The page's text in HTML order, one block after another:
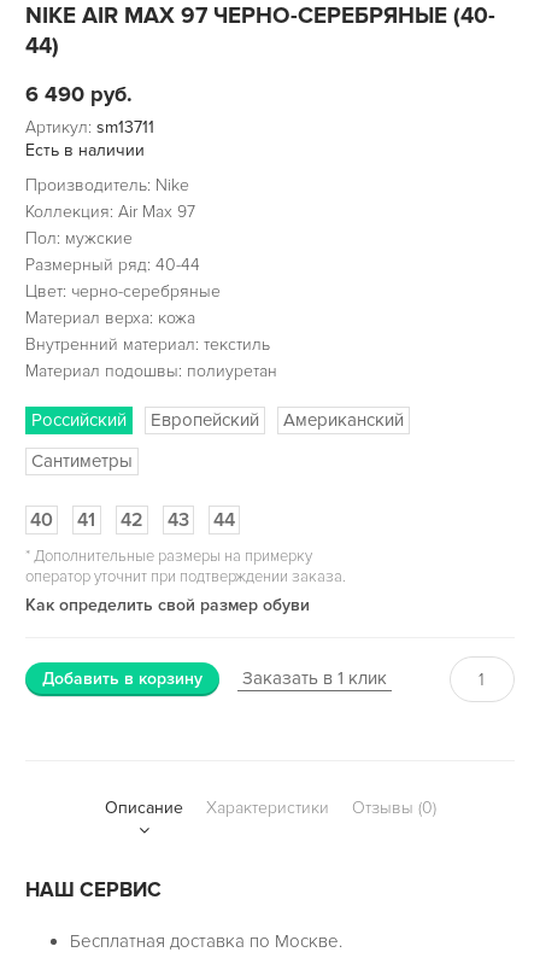
NIKE AIR MAX 97 ЧЕРНО-СЕРЕБРЯНЫЕ (40-
44)
6 490 руб.
Артикул: sm13711
Есть в наличии
Производитель: Nike
Коллекция: Air Max 97
Пол: мужские
Размерный ряд: 40-44
Цвет: черно-серебряные
Материал верха: кожа
Внутренний материал: текстиль
Материал подошвы: полиуретан
Российский Европейский
Американский
Сантиметры
40 41 42 43 44
*Дополнительные размеры на примерку
оператор уточнит при подтверждении заказа.
Как определить свой размер обуви
Добавить в корзину Заказать в 1 клик
Описание Характеристики Отзывы (0)
НАШ СЕРВИС
Бесплатная доставка по Москве.